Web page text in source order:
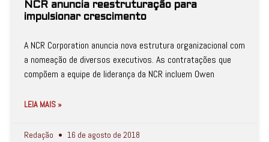
NCR anuncia reestruturação para
impulsionar crescimento
A NCR Corporation anuncia nova estrutura organizacional com
a nomeação de diversos executivos. As contratações que
compõem a equipe de liderança da NCR incluem Owen
LEIA MAIS »
Redação 16 de agosto de 2018